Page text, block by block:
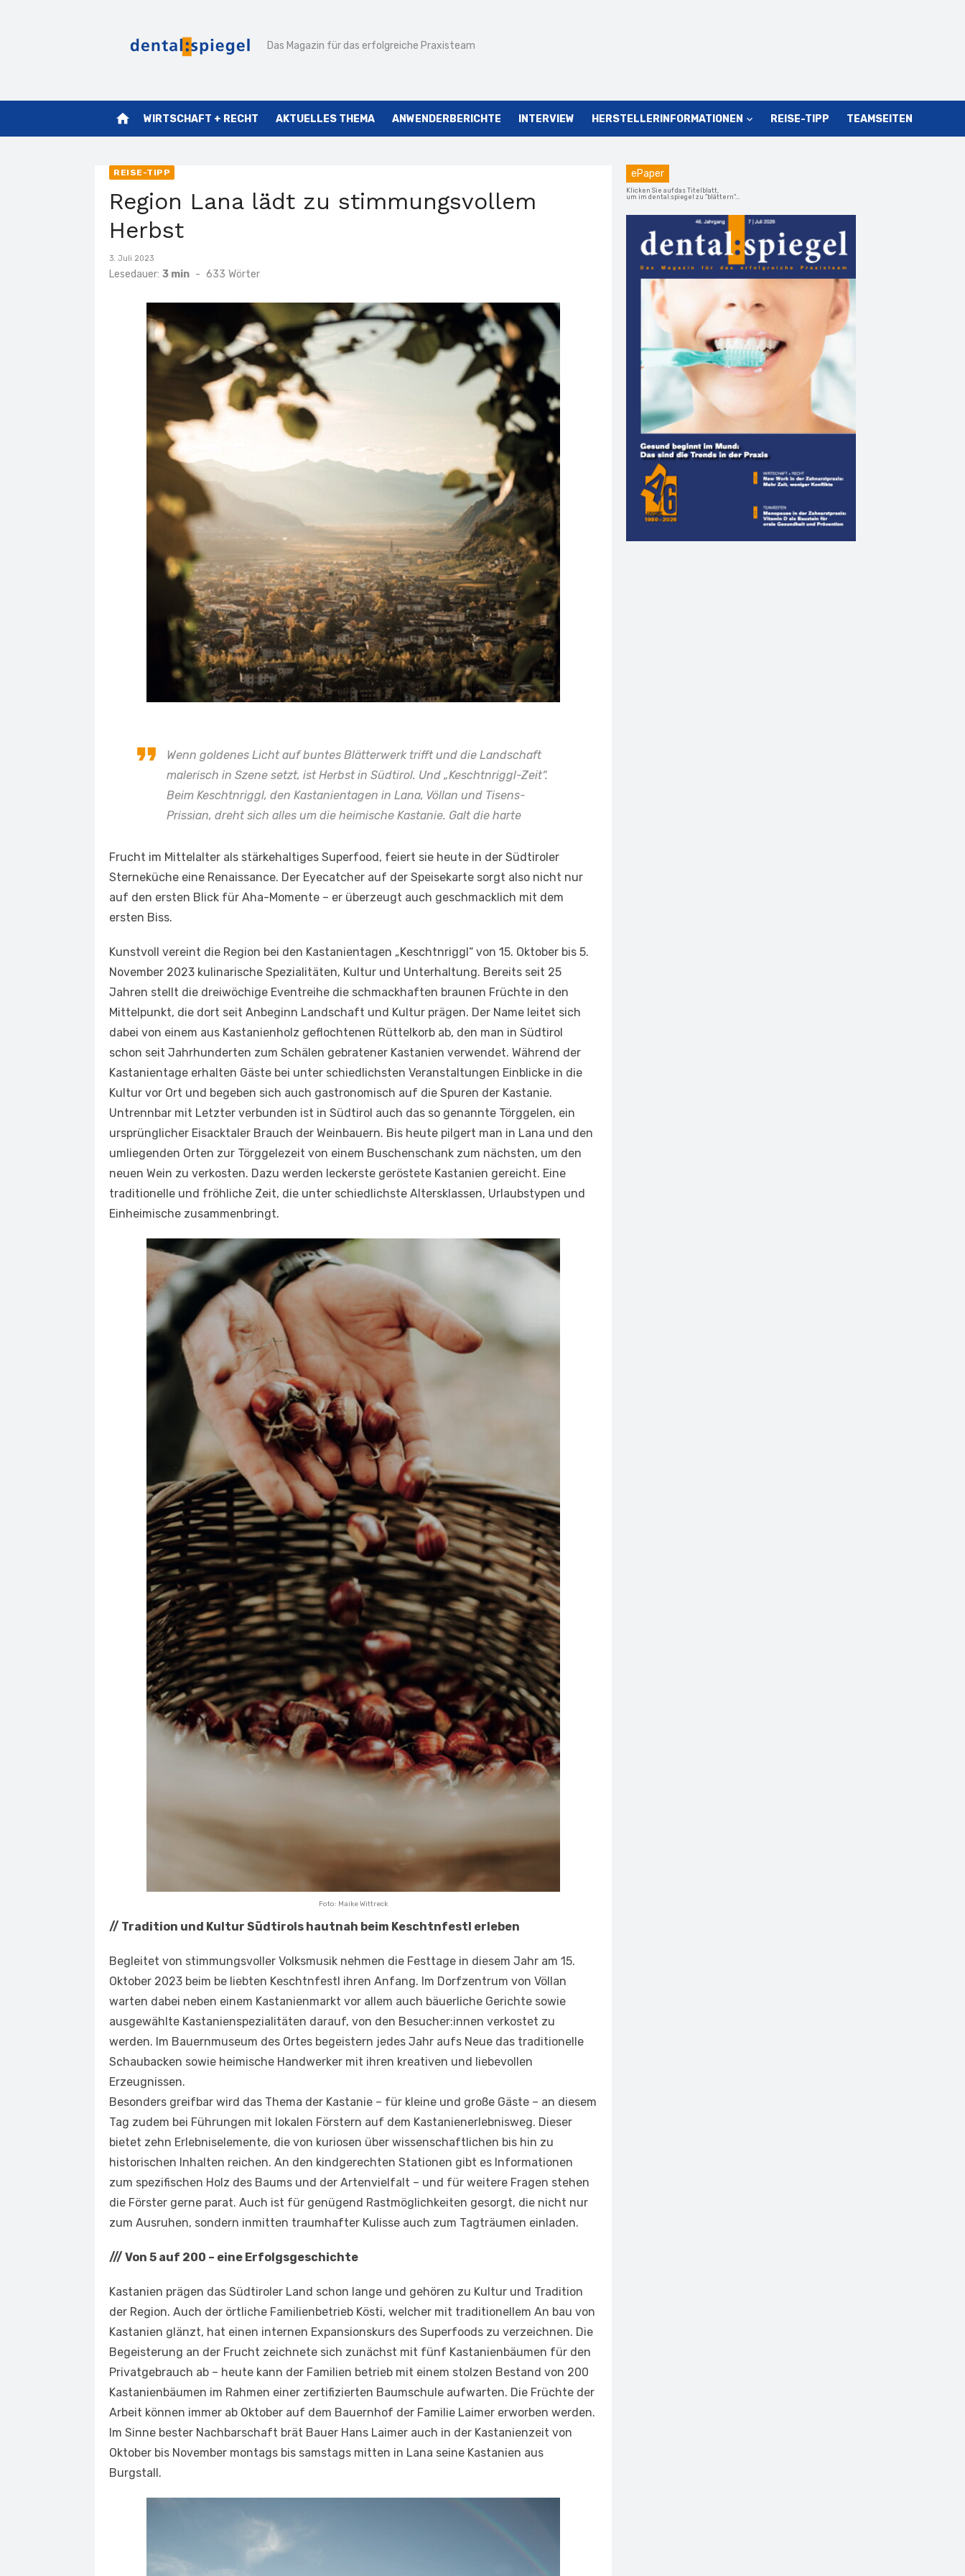
Das Magazin für das erfolgreiche Praxisteam
home WIRTSCHAFT + RECHT AKTUELLES THEMA ANWENDERBERICHTE INTERVIEW HERSTELLERINFORMATIONEN REISE-TIPP TEAMSEITEN
REISE-TIPP
Region Lana lädt zu stimmungsvollem
Herbst
Veröffentlicht
am
3. Juli 2023
Lesedauer: 3 min - 633 Wörter
Wenn goldenes Licht auf buntes Blätterwerk trifft und die Landschaft
malerisch in Szene setzt, ist Herbst in Südtirol. Und „Keschtnriggl-Zeit“.
Beim Keschtnriggl, den Kastanientagen in Lana, Völlan und Tisens-
Prissian, dreht sich alles um die heimische Kastanie. Galt die harte
Frucht im Mittelalter als stärkehaltiges Superfood, feiert sie heute in der Südtiroler
Sterneküche eine Renaissance. Der Eyecatcher auf der Speisekarte sorgt also nicht nur
auf den ersten Blick für Aha-Momente – er überzeugt auch geschmacklich mit dem
ersten Biss.
Kunstvoll vereint die Region bei den Kastanientagen „Keschtnriggl“ von 15. Oktober bis 5.
November 2023 kulinarische Spezialitäten, Kultur und Unterhaltung. Bereits seit 25
Jahren stellt die dreiwöchige Eventreihe die schmackhaften braunen Früchte in den
Mittelpunkt, die dort seit Anbeginn Landschaft und Kultur prägen. Der Name leitet sich
dabei von einem aus Kastanienholz ge­flochtenen Rüttelkorb ab, den man in Südtirol
schon seit Jahrhunderten zum Schälen gebratener Kastanien verwen­det. Während der
Kastanientage erhalten Gäste bei unter­ schiedlichsten Veranstaltungen Einblicke in die
Kultur vor Ort und begeben sich auch gastronomisch auf die Spuren der Kastanie.
Untrennbar mit Letzter verbunden ist in Süd­tirol auch das so genannte Törggelen, ein
ursprünglicher Eisacktaler Brauch der Weinbauern. Bis heute pilgert man in Lana und den
umliegenden Orten zur Törggelezeit von einem Buschenschank zum nächsten, um den
neuen Wein zu verkosten. Dazu werden leckerste geröstete Kastanien gereicht. Eine
traditionelle und fröhliche Zeit, die unter­ schiedlichste Altersklassen, Urlaubstypen und
Einheimische zusammenbringt.
Foto: Maike Wittreck
// Tradition und Kultur Südtirols hautnah beim Keschtnfestl erleben
Begleitet von stimmungsvoller Volksmusik nehmen die Festtage in diesem Jahr am 15.
Oktober 2023 beim be­ liebten Keschtnfestl ihren Anfang. Im Dorfzentrum von Völlan
warten dabei neben einem Kastanienmarkt vor allem auch bäuerliche Gerichte sowie
ausgewählte Kastanienspezialitäten darauf, von den Besucher:innen ver­kostet zu
werden. Im Bauernmuseum des Ortes begeis­tern jedes Jahr aufs Neue das traditionelle
Schaubacken sowie heimische Handwerker mit ihren kreativen und liebevollen
Erzeugnissen.
Besonders greifbar wird das Thema der Kastanie – für kleine und große Gäste – an diesem
Tag zudem bei Führungen mit lokalen Förstern auf dem Kastanienerlebnisweg. Dieser
bietet zehn Erlebniselemente, die von kuriosen über wis­senschaftlichen bis hin zu
historischen Inhalten reichen. An den kindgerechten Stationen gibt es Informationen
zum spezifischen Holz des Baums und der Artenvielfalt – und für weitere Fragen stehen
die Förster gerne parat. Auch ist für genügend Rastmöglichkeiten gesorgt, die nicht nur
zum Ausruhen, sondern inmitten traumhafter Kulisse auch zum Tagträumen einladen.
/// Von 5 auf 200 – eine Erfolgsgeschichte
Kastanien prägen das Südtiroler Land schon lange und gehören zu Kultur und Tradition
der Region. Auch der örtliche Familienbetrieb Kösti, welcher mit traditionellem An­ bau von
Kastanien glänzt, hat einen internen Expansions­kurs des Superfoods zu verzeichnen. Die
Begeisterung an der Frucht zeichnete sich zunächst mit fünf Kastanienbäu­men für den
Privatgebrauch ab – heute kann der Familien­ betrieb mit einem stolzen Bestand von 200
Kastanienbäu­men im Rahmen einer zertifizierten Baumschule aufwarten. Die Früchte der
Arbeit können immer ab Oktober auf dem Bauernhof der Familie Laimer erworben werden.
Im Sinne bester Nachbarschaft brät Bauer Hans Laimer auch in der Kastanienzeit von
Oktober bis November montags bis samstags mitten in Lana seine Kastanien aus
Burgstall.
ePaper
Klicken Sie auf das Titelblatt,
um im dental:spiegel zu "blättern"...